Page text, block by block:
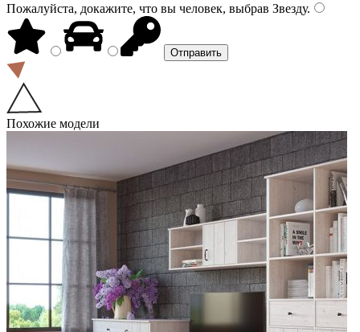
Пожалуйста, докажите, что вы человек, выбрав Звезду.
Похожие модели